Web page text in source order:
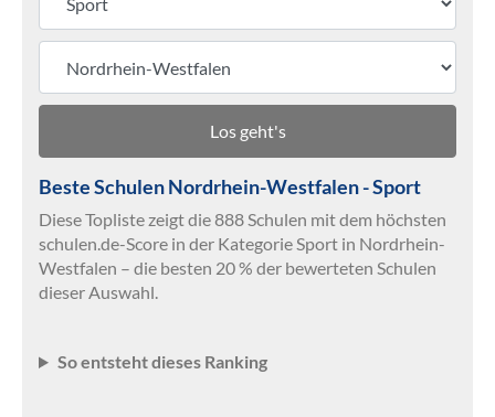
Los geht's
Beste Schulen Nordrhein-Westfalen - Sport
Diese Topliste zeigt die 888 Schulen mit dem höchsten
schulen.de-Score in der Kategorie Sport in Nordrhein-
Westfalen – die besten 20 % der bewerteten Schulen
dieser Auswahl.
So entsteht dieses Ranking